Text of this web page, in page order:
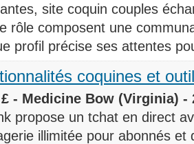
site coquin couples
rôle composent une
profil précise ses attentes
coquines et
- Medicine Bow (Virginia) -
propose un tchat en direct
illimitée pour abonnés et